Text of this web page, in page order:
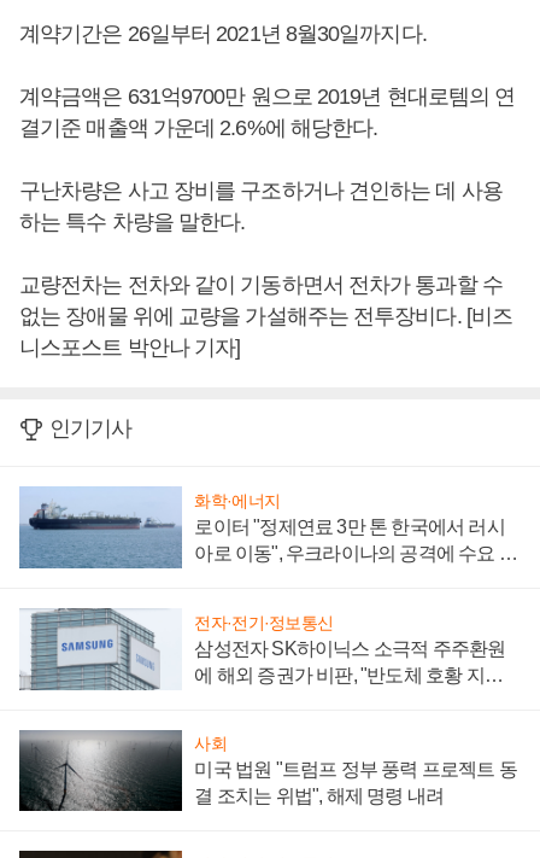
계약기간은 26일부터 2021년 8월30일까지다.
계약금액은 631억9700만 원으로 2019년 현대로템의 연
결기준 매출액 가운데 2.6%에 해당한다.
구난차량은 사고 장비를 구조하거나 견인하는 데 사용
하는 특수 차량을 말한다.
교량전차는 전차와 같이 기동하면서 전차가 통과할 수
없는 장애물 위에 교량을 가설해주는 전투장비다. [비즈
니스포스트 박안나 기자]
인기기사
화학·에너지
로이터 "정제연료 3만 톤 한국에서 러시
아로 이동", 우크라이나의 공격에 수요 늘
전자·전기·정보통신
삼성전자 SK하이닉스 소극적 주주환원
에 해외 증권가 비판, "반도체 호황 지속
사회
미국 법원 "트럼프 정부 풍력 프로젝트 동
결 조치는 위법", 해제 명령 내려